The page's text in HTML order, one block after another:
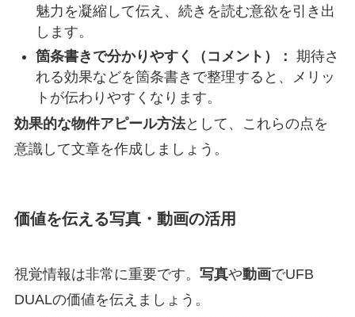
魅力を凝縮して伝え、続きを読む意欲を引き出
します。
箇条書きで分かりやすく（コメント）： 期待さ
れる効果などを箇条書きで整理すると、メリッ
トが伝わりやすくなります。
効果的な物件アピール方法として、これらの点を
意識して文章を作成しましょう。
価値を伝える写真・動画の活用
視覚情報は非常に重要です。 写真や動画でUFB
DUALの価値を伝えましょう。